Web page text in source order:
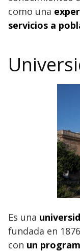
como una
servicios a
Es una
fundada en
con un